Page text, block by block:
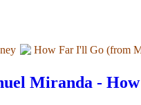
How Far I'll Go (from
Miranda -